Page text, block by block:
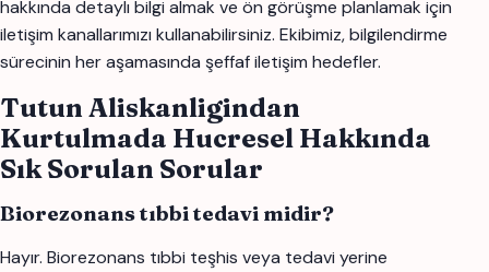
hakkında detaylı bilgi almak ve ön görüşme planlamak için
iletişim kanallarımızı kullanabilirsiniz. Ekibimiz, bilgilendirme
sürecinin her aşamasında şeffaf iletişim hedefler.
Tutun Aliskanligindan
Kurtulmada Hucresel Hakkında
Sık Sorulan Sorular
Biorezonans tıbbi tedavi midir?
Hayır. Biorezonans tıbbi teşhis veya tedavi yerine